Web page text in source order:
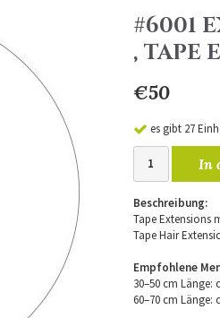
#6001
, TAPE
€50
es gibt 27
In
Beschreibung:
Tape Extensions
Tape Hair
Empfohlene
30–50 cm Länge:
60–70 cm Länge: